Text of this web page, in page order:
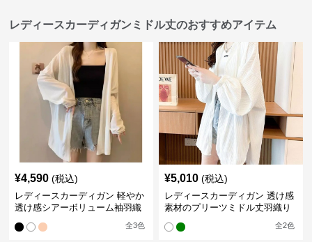
レディースカーディガンミドル丈のおすすめアイテム
¥4,590 (税込)
レディースカーディガン 軽やか
透け感シアーボリューム袖羽織
全3色
¥5,010 (税込)
レディースカーディガン 透け感
素材のプリーツミドル丈羽織り
全2色